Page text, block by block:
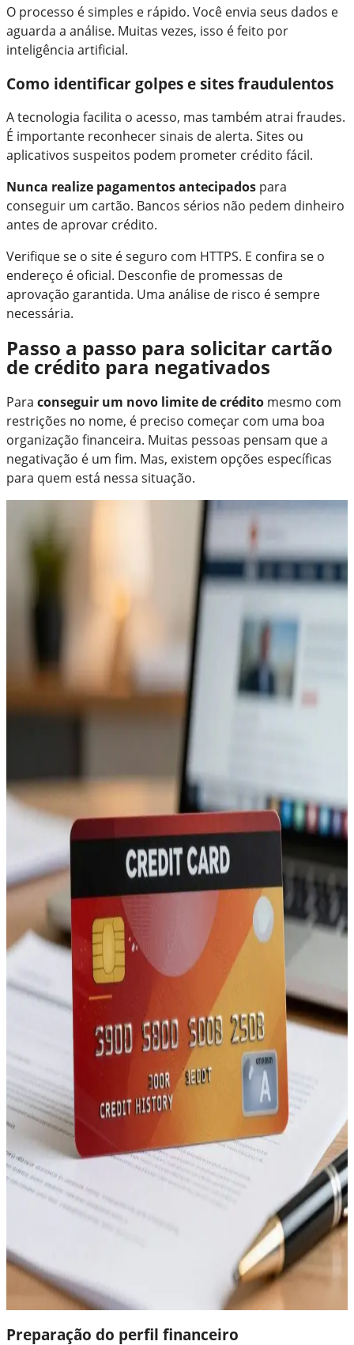
O processo é simples e rápido. Você envia seus dados e
aguarda a análise. Muitas vezes, isso é feito por
inteligência artificial.
Como identificar golpes e sites fraudulentos
A tecnologia facilita o acesso, mas também atrai fraudes.
É importante reconhecer sinais de alerta. Sites ou
aplicativos suspeitos podem prometer crédito fácil.
Nunca realize pagamentos antecipados para
conseguir um cartão. Bancos sérios não pedem dinheiro
antes de aprovar crédito.
Verifique se o site é seguro com HTTPS. E confira se o
endereço é oficial. Desconfie de promessas de
aprovação garantida. Uma análise de risco é sempre
necessária.
Passo a passo para solicitar cartão
de crédito para negativados
Para conseguir um novo limite de crédito mesmo com
restrições no nome, é preciso começar com uma boa
organização financeira. Muitas pessoas pensam que a
negativação é um fim. Mas, existem opções específicas
para quem está nessa situação.
Preparação do perfil financeiro